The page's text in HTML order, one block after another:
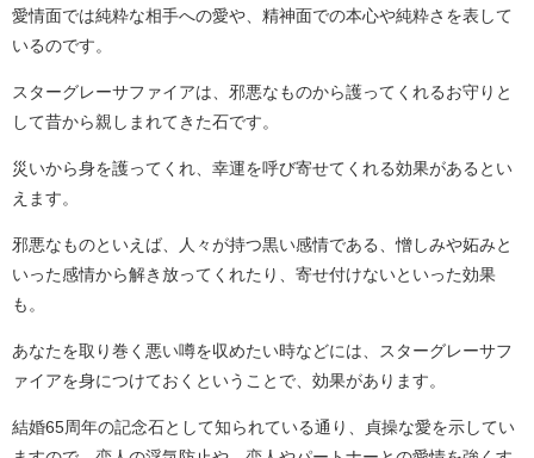
愛情面では純粋な相手への愛や、精神面での本心や純粋さを表して
いるのです。
スターグレーサファイアは、邪悪なものから護ってくれるお守りと
して昔から親しまれてきた石です。
災いから身を護ってくれ、幸運を呼び寄せてくれる効果があるとい
えます。
邪悪なものといえば、人々が持つ黒い感情である、憎しみや妬みと
いった感情から解き放ってくれたり、寄せ付けないといった効果
も。
あなたを取り巻く悪い噂を収めたい時などには、スターグレーサフ
ァイアを身につけておくということで、効果があります。
結婚65周年の記念石として知られている通り、貞操な愛を示してい